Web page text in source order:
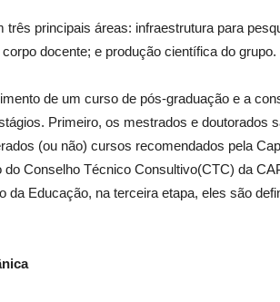
principais áreas: infraestrutura para
docente; e produção científica do grupo.
de um curso de pós-graduação e a
Primeiro, os mestrados e doutorados
(ou não) cursos recomendados pela
Conselho Técnico Consultivo(CTC) da
da Educação, na terceira etapa, eles são